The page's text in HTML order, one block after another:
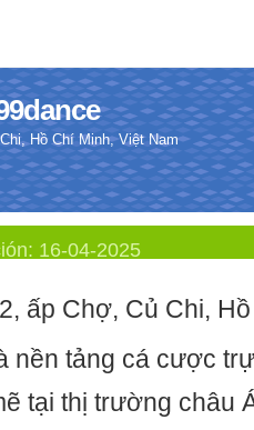
Hồ Chí Minh, Việt Nam
16-04-2025
ấp Chợ, Củ Chi,
nền tảng cá cược
tại thị trường châu